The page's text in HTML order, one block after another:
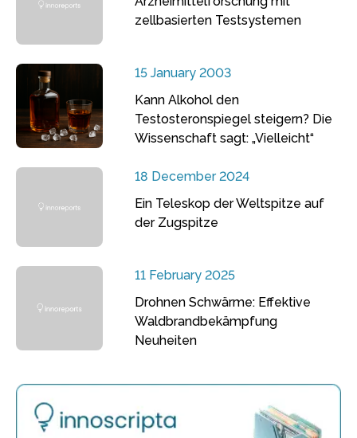
zellbasierten Testsystemen
15 January 2003
Kann Alkohol den
Testosteronspiegel steigern? Die
Wissenschaft sagt: „Vielleicht“
18 December 2024
Ein Teleskop der Weltspitze auf
der Zugspitze
11 February 2025
Drohnen Schwärme: Effektive
Waldbrandbekämpfung
Neuheiten